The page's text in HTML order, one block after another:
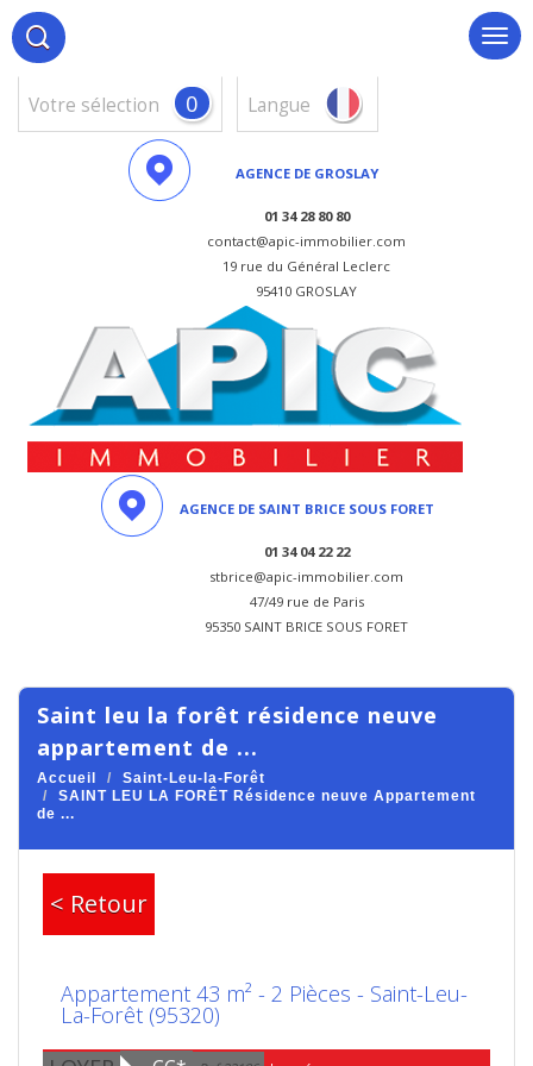
votre sélection 0 Langue
AGENCE DE GROSLAY
01 34 28 80 80
contact@apic-immobilier.com
19 rue du Général Leclerc
95410 GROSLAY
AGENCE DE SAINT BRICE SOUS FORET
01 34 04 22 22
stbrice@apic-immobilier.com
47/49 rue de Paris
95350 SAINT BRICE SOUS FORET
saint leu la forêt résidence neuve
appartement de ...
Accueil
Saint-Leu-la-Forêt
SAINT LEU LA FORÊT Résidence neuve Appartement
de ...
< Retour
Appartement 43 m² - 2 Pièces - Saint-Leu-
La-Forêt (95320)